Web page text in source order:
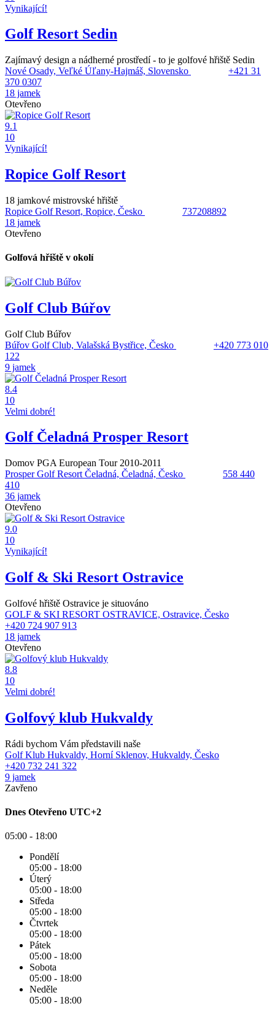
Vynikající!
Golf Resort Sedin
Zajímavý design a nádherné prostředí - to je golfové hřiště Sedin
Nové Osady, Veľké Úľany-Hajmáš, Slovensko
+421 31
370 0307
18 jamek
Otevřeno
9.1
10
Vynikající!
Ropice Golf Resort
18 jamkové mistrovské hřiště
Ropice Golf Resort, Ropice, Česko
737208892
18 jamek
Otevřeno
Golfová hřiště v okolí
Golf Club Búřov
Golf Club Búřov
Búřov Golf Club, Valašská Bystřice, Česko
+420 773 010
122
9 jamek
8.4
10
Velmi dobré!
Golf Čeladná Prosper Resort
Domov PGA European Tour 2010-2011
Prosper Golf Resort Čeladná, Čeladná, Česko
558 440
410
36 jamek
Otevřeno
9.0
10
Vynikající!
Golf & Ski Resort Ostravice
Golfové hřiště Ostravice je situováno
GOLF & SKI RESORT OSTRAVICE, Ostravice, Česko
+420 724 907 913
18 jamek
Otevřeno
8.8
10
Velmi dobré!
Golfový klub Hukvaldy
Rádi bychom Vám představili naše
Golf Klub Hukvaldy, Horní Sklenov, Hukvaldy, Česko
+420 732 241 322
9 jamek
Zavřeno
Dnes Otevřeno UTC+2
05:00 - 18:00
Pondělí
05:00 - 18:00
Úterý
05:00 - 18:00
Středa
05:00 - 18:00
Čtvrtek
05:00 - 18:00
Pátek
05:00 - 18:00
Sobota
05:00 - 18:00
Neděle
05:00 - 18:00